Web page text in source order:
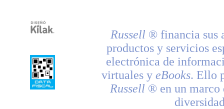
Russell ® financia sus
productos y servicios
electrónica de
virtuales y eBooks. Ello
Russell ® en un marco